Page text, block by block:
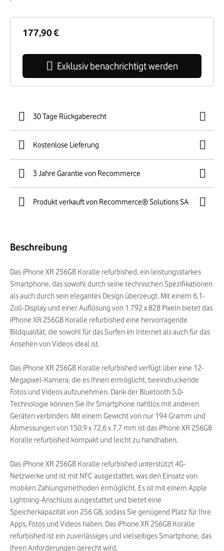
177,90 €
Exklusiv benachrichtigt werden
30 Tage Rückgaberecht
Kostenlose Lieferung
3 Jahre Garantie von Recommerce
Produkt verkauft von Recommerce® Solutions SA
Beschreibung
Das iPhone XR 256GB Koralle refurbished, ein leistungsstarkes
Smartphone, das sowohl durch seine technischen Spezifikationen
als auch durch sein elegantes Design überzeugt. Mit einem 6,1-
Zoll-Display und einer Auflösung von 1.792 x 828 Pixeln bietet das
iPhone XR 256GB Koralle refurbished eine hervorragende
Bildqualität, die sowohl für das Surfen im Internet als auch für das
Ansehen von Videos ideal ist.
Das iPhone XR 256GB Koralle refurbished verfügt über eine 12-
Megapixel-Kamera, die es Ihnen ermöglicht, beeindruckende
Fotos und Videos aufzunehmen. Dank der Bluetooth 5.0-
Technologie können Sie Ihr Smartphone nahtlos mit anderen
Geräten verbinden. Mit einem Gewicht von nur 194 Gramm und
Abmessungen von 150,9 x 72,6 x 7,7 mm ist das iPhone XR 256GB
Koralle refurbished kompakt und leicht zu handhaben.
Das iPhone XR 256GB Koralle refurbished unterstützt 4G-
Netzwerke und ist mit NFC ausgestattet, was den Einsatz von
mobilen Zahlungsmethoden ermöglicht. Es ist mit einem Apple
Lightning-Anschluss ausgestattet und bietet eine
Speicherkapazität von 256 GB, sodass Sie genügend Platz für Ihre
Apps, Fotos und Videos haben. Das iPhone XR 256GB Koralle
refurbished ist ein zuverlässiges und vielseitiges Smartphone, das
Ihren Anforderungen gerecht wird.